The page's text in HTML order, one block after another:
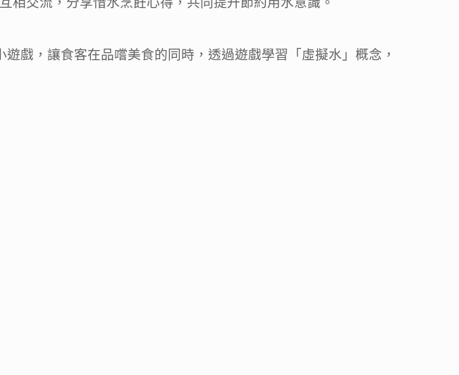
戲，讓食客在品嚐美食的同時，透過遊戲學習「虛擬水」概念，